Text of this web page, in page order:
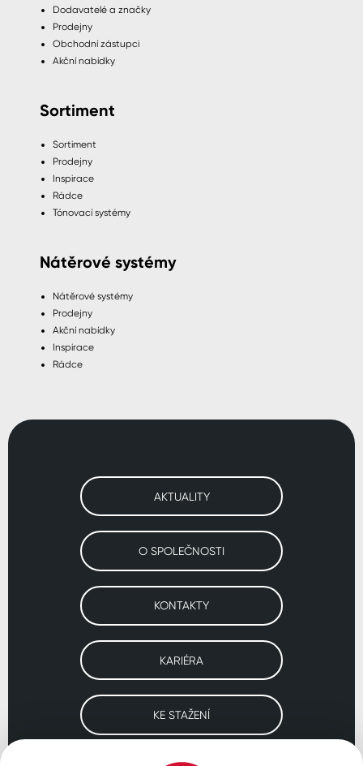
Dodavatelé a značky
Prodejny
Obchodní zástupci
Akční nabídky
Sortiment
Sortiment
Prodejny
Inspirace
Rádce
Tónovací systémy
Nátěrové systémy
Nátěrové systémy
Prodejny
Akční nabídky
Inspirace
Rádce
AKTUALITY
O SPOLEČNOSTI
KONTAKTY
KARIÉRA
KE STAŽENÍ